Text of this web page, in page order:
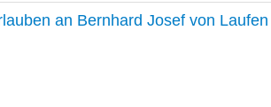
an Bernhard Josef von